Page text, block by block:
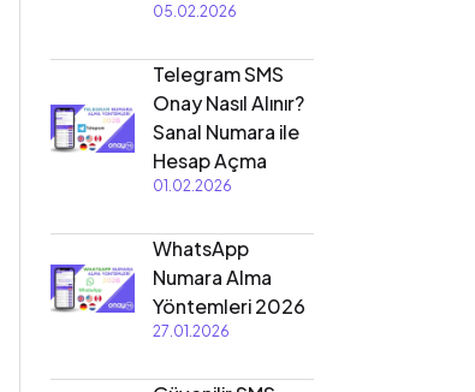
05.02.2026
Telegram SMS
Onay Nasıl Alınır?
Sanal Numara ile
Hesap Açma
01.02.2026
WhatsApp
Numara Alma
Yöntemleri 2026
27.01.2026